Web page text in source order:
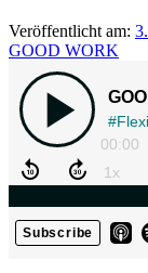
Veröffentlicht am:
GOOD WORK